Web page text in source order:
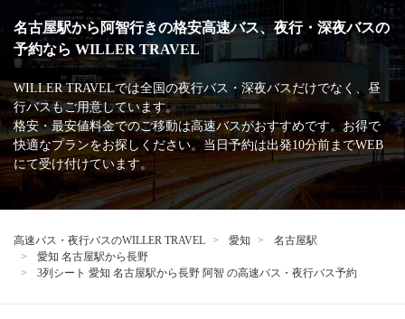
名古屋駅から阿智行きの格安高速バス、夜行・深夜バスの
予約なら WILLER TRAVEL
WILLER TRAVELでは全国の夜行バス・深夜バスだけでなく、昼
行バスもご用意しています。
格安・最安値料金でのご移動は高速バスがおすすめです。お得で
快適なプランをお探しください。当日予約は出発10分前までWEB
にて受け付けています。
高速バス・夜行バスのWILLER TRAVEL 愛知
名古屋駅
愛知 名古屋駅から長野
3列シート 愛知 名古屋駅から長野 阿智 の高速バス・夜行バス予約